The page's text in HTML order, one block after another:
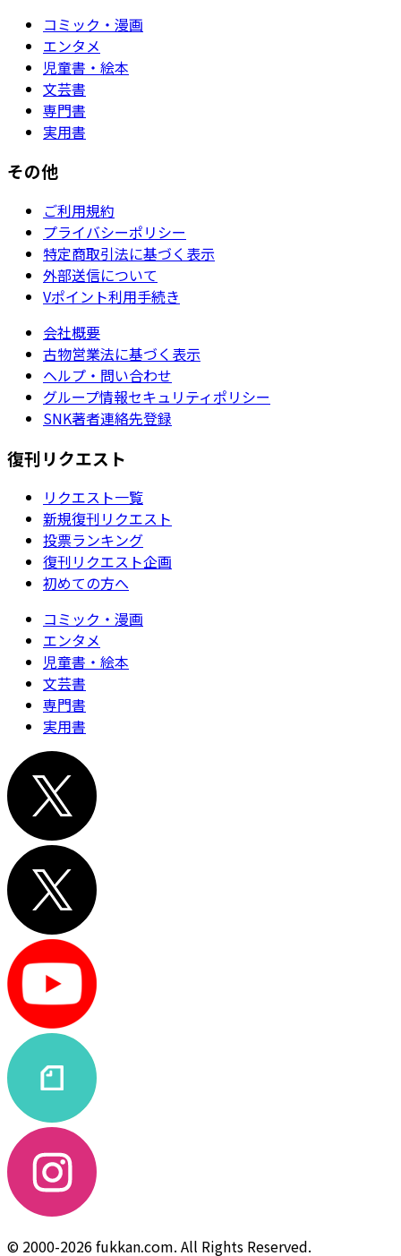
コミック・漫画
エンタメ
児童書・絵本
文芸書
専門書
実用書
その他
ご利用規約
プライバシーポリシー
特定商取引法に基づく表示
外部送信について
Vポイント利用手続き
会社概要
古物営業法に基づく表示
ヘルプ・問い合わせ
グループ情報セキュリティポリシー
SNK著者連絡先登録
復刊リクエスト
リクエスト一覧
新規復刊リクエスト
投票ランキング
復刊リクエスト企画
初めての方へ
コミック・漫画
エンタメ
児童書・絵本
文芸書
専門書
実用書
© 2000-2026 fukkan.com. All Rights Reserved.